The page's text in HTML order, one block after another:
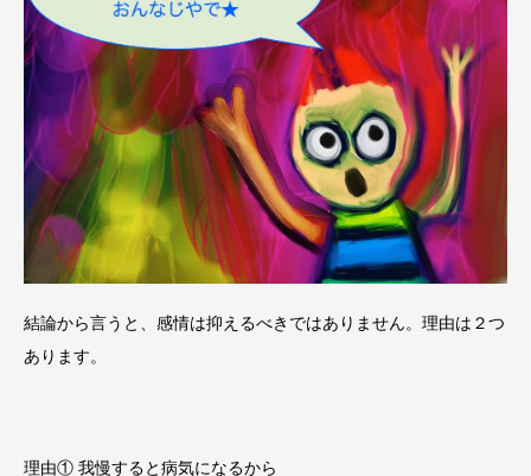
結論から言うと、感情は抑えるべきではありません。理由は２つ
あります。
理由① 我慢すると病気になるから